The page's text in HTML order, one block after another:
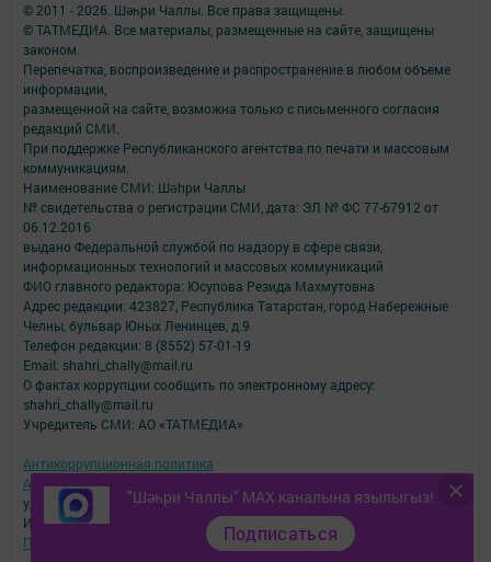
"Шәһри Чаллы" MAX каналына язылыгыз!
Подписаться
© 2011 - 2026. Шәһри Чаллы. Все права защищены.
© ТАТМЕДИА. Все материалы, размещенные на сайте, защищены
законом.
Перепечатка, воспроизведение и распространение в любом объеме
информации,
размещенной на сайте, возможна только с письменного согласия
редакций СМИ.
При поддержке Республиканского агентства по печати и массовым
коммуникациям.
Наименование СМИ: Шəhри Чаллы
№ свидетельства о регистрации СМИ, дата: ЭЛ № ФС 77-67912 от
06.12.2016
выдано Федеральной службой по надзору в сфере связи,
информационных технологий и массовых коммуникаций
ФИО главного редактора: Юсупова Резида Махмутовна
Адрес редакции: 423827, Республика Татарстан, город Набережные
Челны, бульвар Юных Ленинцев, д.9
Телефон редакции: 8 (8552) 57-01-19
Email: shahri_chally@mail.ru
О фактах коррупции сообщить по электронному адресу:
shahri_chally@mail.ru
Учредитель СМИ: АО «ТАТМЕДИА»
Антикоррупционная политика
АО «ТАТМЕДИА» использует «cookie»
для персонализации сервисов и
удобства пользователей сайтом.
Использование «cookie» можно отменить в настройках браузера.
Политика конфиденциальности